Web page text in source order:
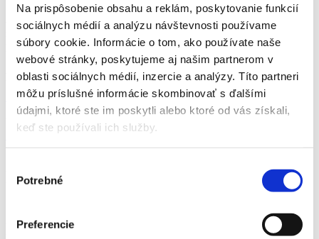
Na prispôsobenie obsahu a reklám, poskytovanie funkcií
sociálnych médií a analýzu návštevnosti používame
súbory cookie. Informácie o tom, ako používate naše
webové stránky, poskytujeme aj našim partnerom v
oblasti sociálnych médií, inzercie a analýzy. Títo partneri
môžu príslušné informácie skombinovať s ďalšími
údajmi, ktoré ste im poskytli alebo ktoré od vás získali,
keď ste používali ich služby.
súhlasu
Potrebné
Preferencie
Prihlasovanie na tieto preteky stále beží a zoznam sa priebežne plní,
ako na Slovenskej, tak aj na Českej strane. Radi by sme ale
súťaženia chtivým jazdcom a ich tímom pripomenuli, že uzávierka
prihlášok je dňa29.6.2025úderom polnoci. Prihlášku, ako aj
priebežne aktualizovaný zoznam prihlásených môžu všetci nájsť na
adrese:
www.sams-asn.sk/prihlaska
. Zvláštne ustanovenia
k podujatiu sú zverejné na stránke organizátora:Dokumenty –
Preteky automobilov do vrchu.
Všetky najnovšie informácie nájdete na stránke:
PAV Brezno Čierny Balog
tlačový tajomník
ÚAMK PAV Brezno – Čierny Balog 2025
Pridaj komentár